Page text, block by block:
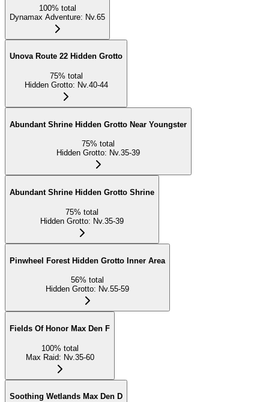
100% total
Dynamax Adventure: Nv.65
Unova Route 22 Hidden Grotto
75% total
Hidden Grotto: Nv.40-44
Abundant Shrine Hidden Grotto Near Youngster
75% total
Hidden Grotto: Nv.35-39
Abundant Shrine Hidden Grotto Shrine
75% total
Hidden Grotto: Nv.35-39
Pinwheel Forest Hidden Grotto Inner Area
56% total
Hidden Grotto: Nv.55-59
Fields Of Honor Max Den F
100% total
Max Raid: Nv.35-60
Soothing Wetlands Max Den D